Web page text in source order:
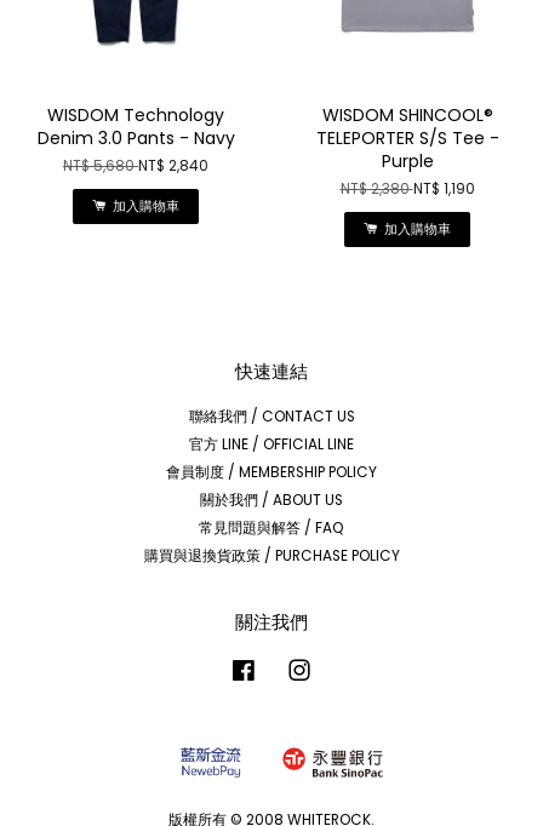
WISDOM Technology
Denim 3.0 Pants - Navy
NT$ 5,680NT$ 2,840
加入購物車
WISDOM SHINCOOL®
TELEPORTER S/S Tee -
Purple
NT$ 2,380NT$ 1,190
加入購物車
快速連結
聯絡我們 / CONTACT US
官方 LINE / OFFICIAL LINE
會員制度 / MEMBERSHIP POLICY
關於我們 / ABOUT US
常見問題與解答 / FAQ
購買與退換貨政策 / PURCHASE POLICY
關注我們
Facebook
版權所有 © 2008 WHITEROCK.